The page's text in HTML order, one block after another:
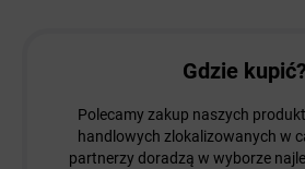
Gdzie kupić?
Polecamy zakup naszych
handlowych zlokalizowanych w
partnerzy doradzą w wyborze